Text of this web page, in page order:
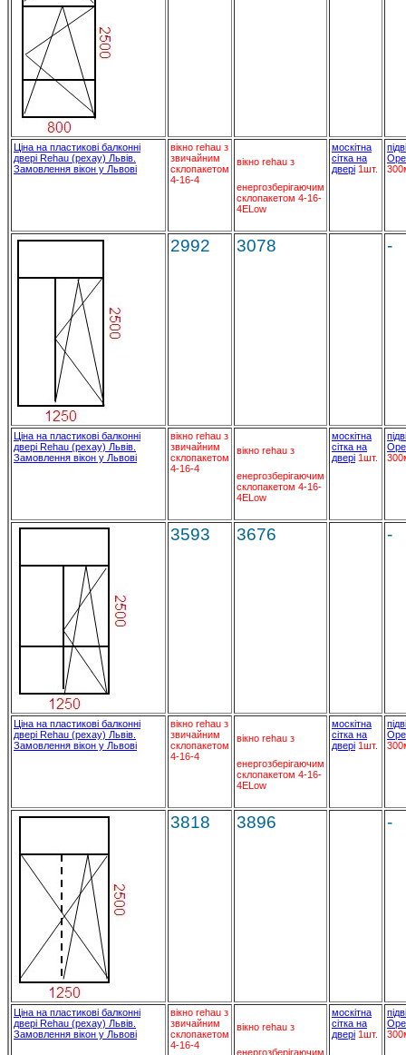
Ціна на пластикові балконні
двері Rehau (рехау) Львів.
Замовлення вікон у Львові
вікно rehau з
звичайним
склопакетом
4-16-4
вікно rehau з
енергозберігаючим
склопакетом 4-16-
4ELow
москітна
сітка на
двері 1шт.
2992 3078 -
Ціна на пластикові балконні
двері Rehau (рехау) Львів.
Замовлення вікон у Львові
вікно rehau з
звичайним
склопакетом
4-16-4
вікно rehau з
енергозберігаючим
склопакетом 4-16-
4ELow
москітна
сітка на
двері 1шт.
3593 3676 -
Ціна на пластикові балконні
двері Rehau (рехау) Львів.
Замовлення вікон у Львові
вікно rehau з
звичайним
склопакетом
4-16-4
вікно rehau з
енергозберігаючим
склопакетом 4-16-
4ELow
москітна
сітка на
двері 1шт.
3818 3896 -
Ціна на пластикові балконні
двері Rehau (рехау) Львів.
Замовлення вікон у Львові
вікно rehau з
звичайним
склопакетом
4-16-4
вікно rehau з
енергозберігаючим
москітна
сітка на
двері 1шт.